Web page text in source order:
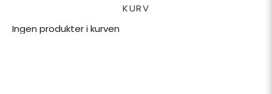
KURV
Ingen produkter i kurven